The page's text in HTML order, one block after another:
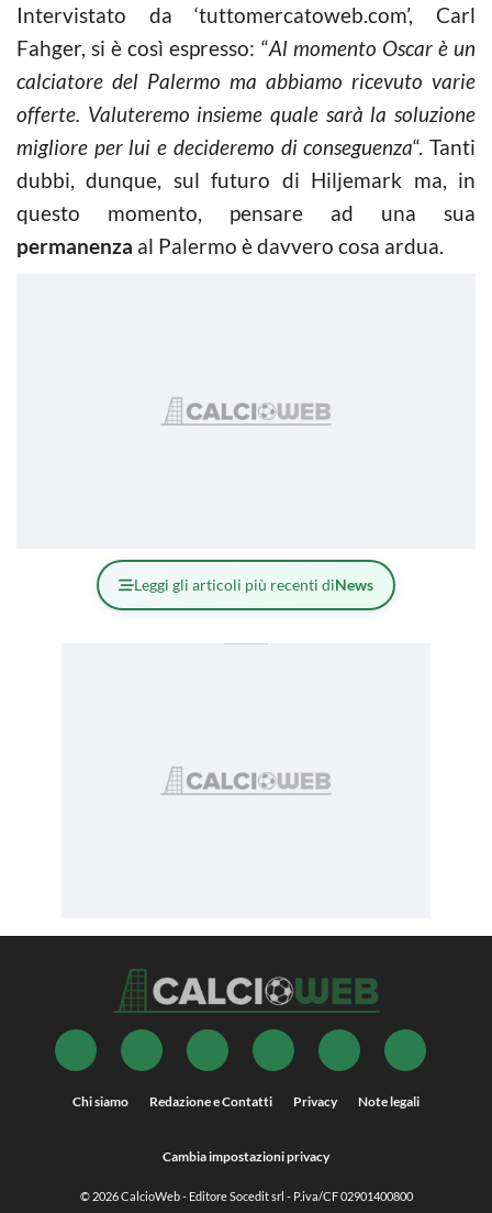
Intervistato da ‘tuttomercatoweb.com’, Carl
Fahger, si è così espresso: “Al momento Oscar è un
calciatore del Palermo ma abbiamo ricevuto varie
offerte. Valuteremo insieme quale sarà la soluzione
migliore per lui e decideremo di conseguenza“. Tanti
dubbi, dunque, sul futuro di Hiljemark ma, in
questo momento, pensare ad una sua
permanenza al Palermo è davvero cosa ardua.
Leggi gli articoli più recenti diNews
Chi siamo Redazione e Contatti Privacy Note legali
Cambia impostazioni privacy
© 2026CalcioWeb- Editore Socedit srl - P.iva/CF 02901400800